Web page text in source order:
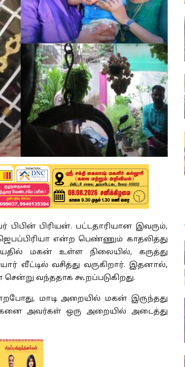
பிரியன். பட்டதாரியான இவரும்,
என்ற பெண்ணும் காதலித்து
மகன் உள்ள நிலையில், கருத்து
வீட்டில் வசித்து வருகிறார். இதனால்,
வந்ததாக கூறப்படுகிறது.
மாடி அறையில் மகன் இருந்தது
அவர்கள் ஒரு அறையில் அடைத்து